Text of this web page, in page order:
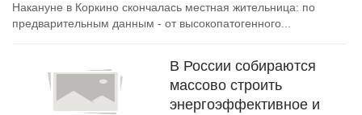
Накануне в Коркино скончалась местная жительница: по
предварительным данным - от высокопатогенного...
В России собираются
массово строить
энергоэффективное и